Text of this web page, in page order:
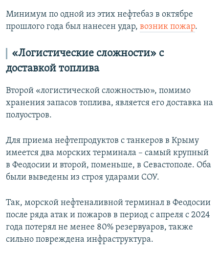
Минимум по одной из этих нефтебаз в октябре
прошлого года был нанесен удар, возник пожар.
«Логистические сложности» с
доставкой топлива
Второй «логистической сложностью», помимо
хранения запасов топлива, является его доставка на
полуостров.
Для приема нефтепродуктов с танкеров в Крыму
имеется два морских терминала – самый крупный
в Феодосии и второй, поменьше, в Севастополе. Оба
были выведены из строя ударами СОУ.
Так, морской нефтеналивной терминал в Феодосии
после ряда атак и пожаров в период с апреля с 2024
года потерял не менее 80% резервуаров, также
сильно повреждена инфраструктура.